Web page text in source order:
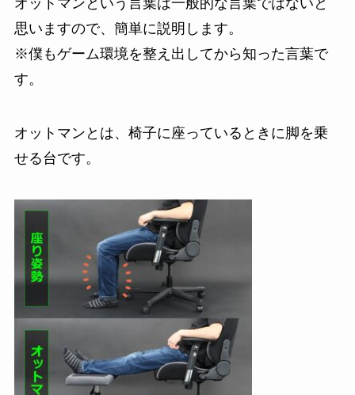
思いますので、簡単に説明します。
※僕もゲーム環境を整え出してから知った言葉で
す。
オットマンとは、椅子に座っているときに脚を乗
せる台です。